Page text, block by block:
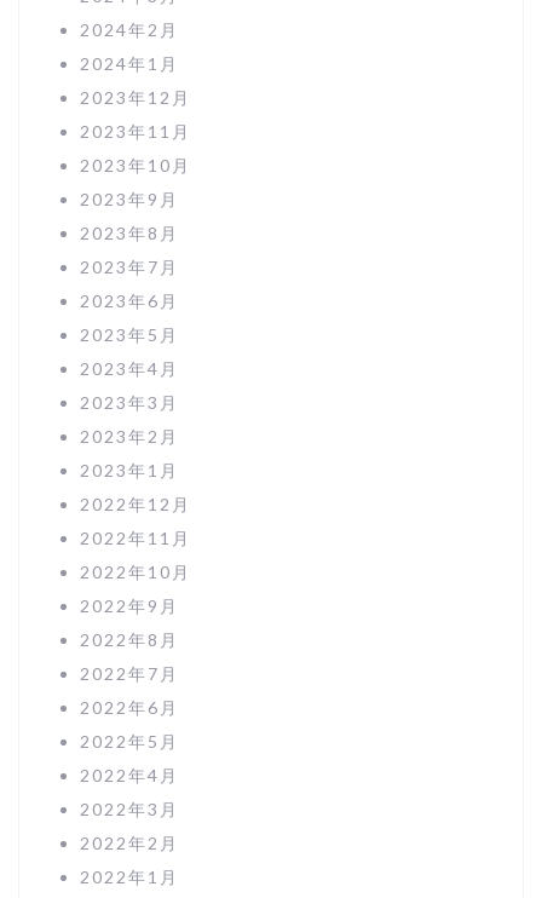
2024年2月
2024年1月
2023年12月
2023年11月
2023年10月
2023年9月
2023年8月
2023年7月
2023年6月
2023年5月
2023年4月
2023年3月
2023年2月
2023年1月
2022年12月
2022年11月
2022年10月
2022年9月
2022年8月
2022年7月
2022年6月
2022年5月
2022年4月
2022年3月
2022年2月
2022年1月